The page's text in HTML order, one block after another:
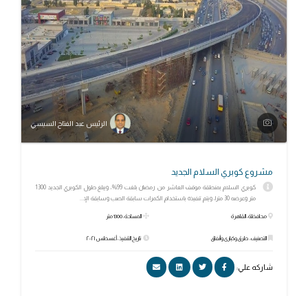
الرئيس عبد الفتاح السيسي
مشروع كوبري السلام الجديد
كوبري السلام بمنطقة موقف العاشر من رمضان بلغت 99%، ويبلغ طول الكوبري الجديد 1300
متر وعرضه 30 مترا، ويتم تنفيذه باستخدام الكمرات سابقة الصب وسابقة الإ...
محافظة: القاهرة
التصنيف: طرق وكبارى وأنفاق
المساحة: 1300 متر
تاريخ التنفيذ: أغسطس ٢٠٢١
شاركه علي: